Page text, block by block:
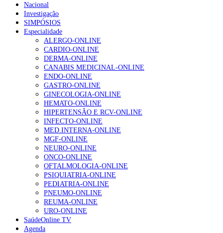
Nacional
Investigação
SIMPÓSIOS
Especialidade
ALERGO-ONLINE
CARDIO-ONLINE
DERMA-ONLINE
CANABIS MEDICINAL-ONLINE
ENDO-ONLINE
GASTRO-ONLINE
GINECOLOGIA-ONLINE
HEMATO-ONLINE
HIPERTENSÃO E RCV-ONLINE
INFECTO-ONLINE
MED.INTERNA-ONLINE
MGF-ONLINE
NEURO-ONLINE
ONCO-ONLINE
OFTALMOLOGIA-ONLINE
PSIQUIATRIA-ONLINE
PEDIATRIA-ONLINE
PNEUMO-ONLINE
REUMA-ONLINE
URO-ONLINE
SaúdeOnline TV
Agenda